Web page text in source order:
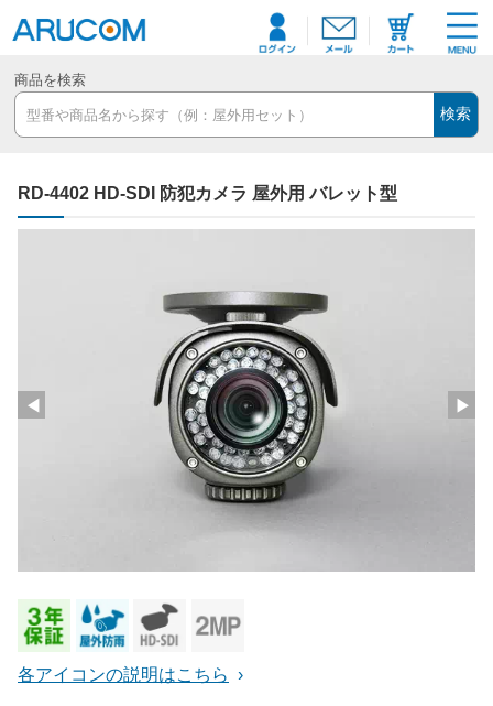
商品を検索
検索
RD-4402 HD-SDI 防犯カメラ 屋外用 バレット型
◀ ▶
各アイコンの説明はこちら